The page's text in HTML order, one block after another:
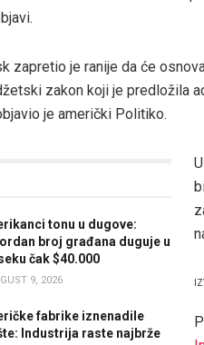
zapretio je ranije da će
zakon koji je predložila
je američki Politiko.
tonu u dugove:
broj građana duguje u
čak $40.000
9, 2026
fabrike iznenadile
Industrija raste najbrže